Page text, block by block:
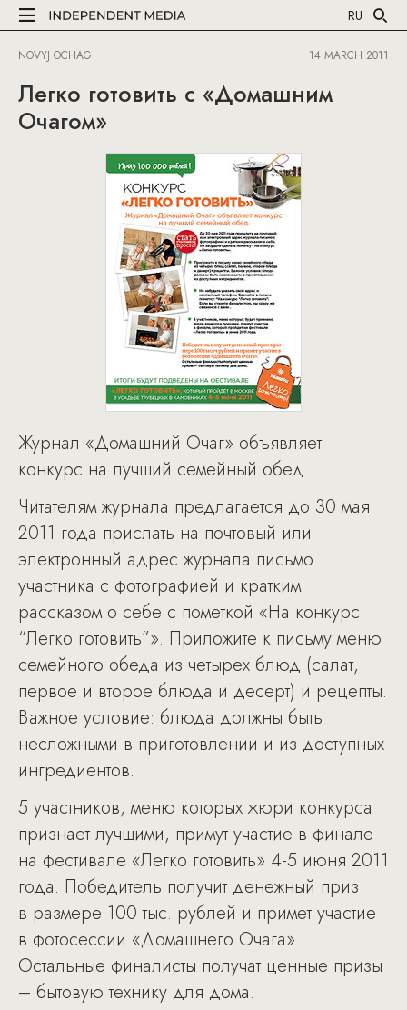
RU
NOVYJ OCHAG 14 MARCH 2011
Легко готовить с «Домашним
Очагом»
Журнал «Домашний Очаг» объявляет
конкурс на лучший семейный обед.
Читателям журнала предлагается до 30 мая
2011 года прислать на почтовый или
электронный адрес журнала письмо
участника с фотографией и кратким
рассказом о себе с пометкой «На конкурс
“Легко готовить”». Приложите к письму меню
семейного обеда из четырех блюд (салат,
первое и второе блюда и десерт) и рецепты.
Важное условие: блюда должны быть
несложными в приготовлении и из доступных
ингредиентов.
5 участников, меню которых жюри конкурса
признает лучшими, примут участие в финале
на фестивале «Легко готовить» 4-5 июня 2011
года. Победитель получит денежный приз
в размере 100 тыс. рублей и примет участие
в фотосессии «Домашнего Очага».
Остальные финалисты получат ценные призы
– бытовую технику для дома.